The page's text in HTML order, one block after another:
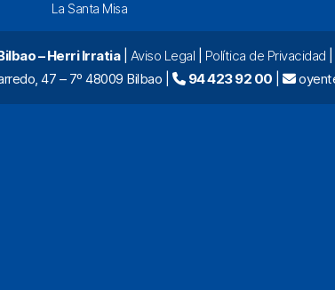
La Santa Misa
– Herri Irratia| Aviso Legal Política de Privacidad
47 – 7º 48009 Bilbao |
94 423 92 00 |